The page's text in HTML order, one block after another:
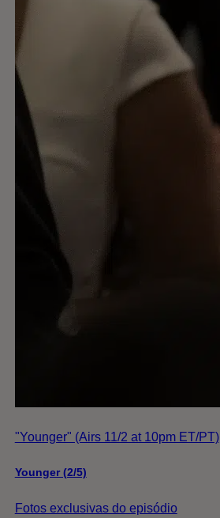
"Younger" (Airs 11/2 at 10pm ET/PT)
Younger (2/5)
Fotos exclusivas do episódio